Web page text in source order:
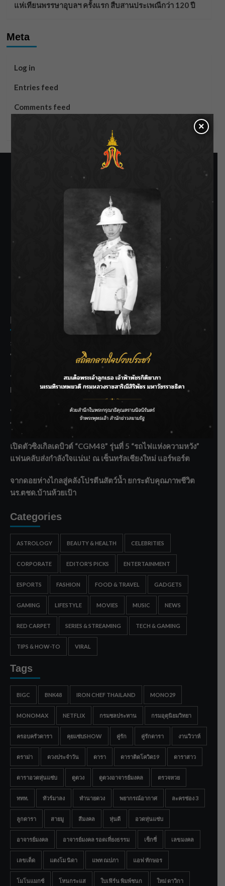
แห่เทียนพรรษาอุบลฯ ครั้งแรก สืบสานประเพณีกว่า 120 ปี
Meta
Log in
Entries feed
Comments feed
SIAMRATH VARIETY
THE BEST ENTERTAINMENT
Recent Posts
ลุยไม่หยุด!! กรมชลฯ เร่งเคลียร์ผักตบชวา-ติดตั้งเครื่องสูบน้ำ
ทั่วไทย
“BILLKIN” สร้างความภาคภูมิใจ คว้ารางวัลใหญ่ Weibo
Malaysia พร้อมโชว์สุดประทับใจ
“สุริยะ” สั่งกรมชลฯ เฝ้าระวังน้ำ 24 ชม. รับมือฝนสิงหาคม
บริหารเชิงรุกลดเสี่ยงน้ำท่วม
เปิดตัวซิงเกิลเดบิวต์ “CGM48” รุ่นที่ 5 “รถไฟแห่งความหวัง”
แฟนคลับส่งกำลังใจแน่น! ณ เซ็นทรัลเชียงใหม่ แอร์พอร์ต
จากดอยห่างไกลสู่คลังโปรตีนสัตว์น้ำ ยกระดับคุณภาพชีวิต
นร.ตชด.บ้านห้วยเป้า
Categories
ASTROLOGY BEAUTY & HEALTH CELEBRITIES
CORPORATE EDITOR'S PICKS ENTERTAINMENT
ESPORTS FASHION FOOD & TRAVEL GADGETS
GAMING LIFESTYLE MOVIES MUSIC NEWS
RED CARPET SERIES & STREAMING TECH & GAMING
TIPS & HOW-TO VIRAL
Tags
BIGC BNK48 IRON CHEF THAILAND MONO29
MONOMAX NETFLIX กรมชลประทาน กรมอุตุนิยมวิทยา
ครอบครัวดารา คุยแซ่บSHOW คู่รัก คู่รักดารา งานวิวาห์
ดราม่า ดวงประจำวัน ดารา ดาราติดโควิด19 ดาราสาว
ดาราอวดหุ่นแซ่บ ดูดวง ดูดวงอาจารย์มงคล ตรวจหวย
ททท. ทัวร์มาลง ทำนายดวง พยากรณ์อากาศ ละครช่อง 3
ลูกดารา สายมู สีมงคล หุ่นดี อวดหุ่นแซ่บ
อาจารย์มงคล อาจารย์มงคล รอดเที่ยงธรรม เซ็กซี่ เลขมงคล
เลขเด็ด แตงโม นิดา แพท ณปภา แอฟ ทักษอร
โมโนแมกซ์ โหนกระแส ใบเฟิร์น พิมพ์ชนก ใหม่ ดาวิกา
×